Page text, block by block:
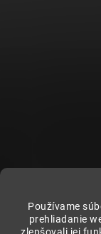
Používame
prehliadanie